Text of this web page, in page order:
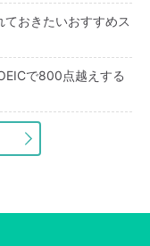
おきたいおすすめス
で800点越えする